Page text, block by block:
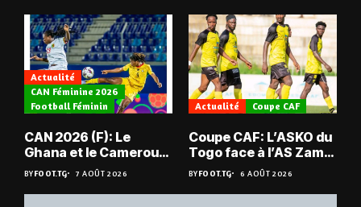
Actualité
CAN Féminine 2026
Football Féminin
CAN 2026 (F): Le
Ghana et le Cameroun
en quarts
BYFOOT.TG 7 AOÛT 2026
Actualité Coupe CAF
Coupe CAF: L’ASKO du
Togo face à l’AS Zam
du Niger
BYFOOT.TG 6 AOÛT 2026